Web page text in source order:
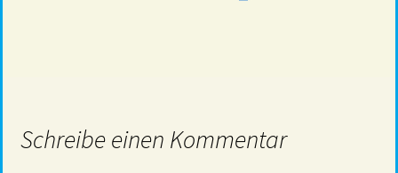
Schreibe einen Kommentar